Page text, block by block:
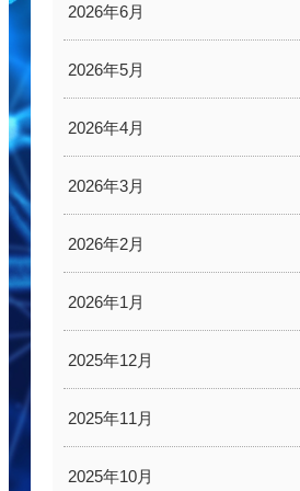
2026年6月
2026年5月
2026年4月
2026年3月
2026年2月
2026年1月
2025年12月
2025年11月
2025年10月